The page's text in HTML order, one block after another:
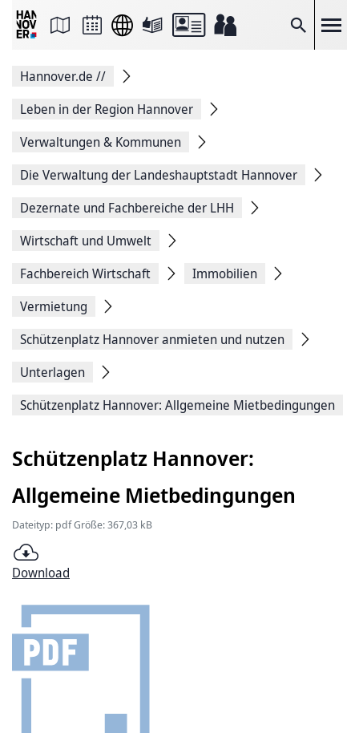
Suche
Seite
Facebook
teilen
Seitenlink
Seite
Hannover.de //
Leben in der Region Hannover
Verwaltungen & Kommunen
Die Verwaltung der Landeshauptstadt Hannover
Dezernate und Fachbereiche der LHH
Wirtschaft und Umwelt
Fachbereich Wirtschaft
Immobilien
Vermietung
Schützenplatz Hannover anmieten und nutzen
Unterlagen
Schützenplatz Hannover: Allgemeine Mietbedingungen
Schützenplatz Hannover:
Allgemeine Mietbedingungen
Dateityp: pdf Größe: 367,03 kB
Download